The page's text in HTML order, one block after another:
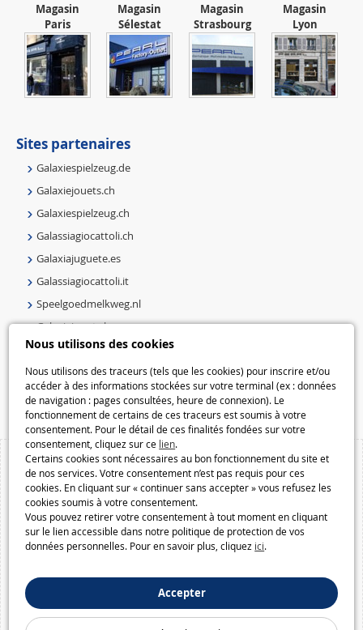
Nous utilisons des cookies
Nous utilisons des traceurs (tels que les cookies) pour inscrire et/ou
accéder à des informations stockées sur votre terminal (ex : données
de navigation : pages consultées, heure de connexion). Le
fonctionnement de certains de ces traceurs est soumis à votre
consentement. Pour le détail de ces finalités fondées sur votre
consentement, cliquez sur ce lien.
Certains cookies sont nécessaires au bon fonctionnement du site et
de nos services. Votre consentement n’est pas requis pour ces
cookies. En cliquant sur « continuer sans accepter » vous refusez les
cookies soumis à votre consentement.
Vous pouvez retirer votre consentement à tout moment en cliquant
sur le lien accessible dans notre politique de protection de vos
données personnelles. Pour en savoir plus, cliquez ici.
Accepter
Magasin
Paris
Magasin
Sélestat
Magasin
Strasbourg
Magasin
Lyon
Sites partenaires
Galaxiespielzeug.de
Galaxiejouets.ch
Galaxiespielzeug.ch
Galassiagiocattoli.ch
Galaxiajuguete.es
Galassiagiocattoli.it
Speelgoedmelkweg.nl
Galaxiejouets.be
Galaxiespielzeug.be
Speelgoedmelkweg.be
Macway.com